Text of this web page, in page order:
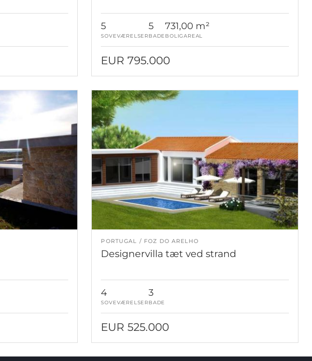
5
SOVEVÆRELSER
5
BADE
731,00 m²
BOLIGAREAL
EUR 795.000
PORTUGAL FOZ DO ARELHO
Designervilla tæt ved strand
4
SOVEVÆRELSER
3
BADE
EUR 525.000